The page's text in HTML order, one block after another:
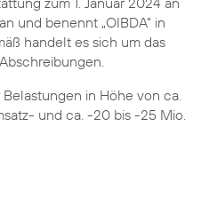
und benennt „OIBDA“ in
handelt es sich um das
in Höhe von ca.
und ca. -20 bis -25 Mio.